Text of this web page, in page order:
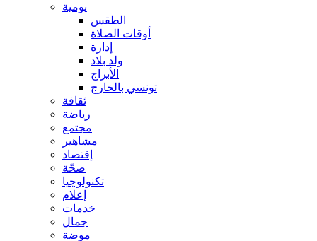
يومية
الطقس
أوقات الصلاة
إدارة
ولد بلاد
الأبراج
تونسي بالخارج
ثقافة
رياضة
مجتمع
مشاهير
إقتصاد
صحّة
تكنولوجيا
إعلام
خدمات
جمال
موضة